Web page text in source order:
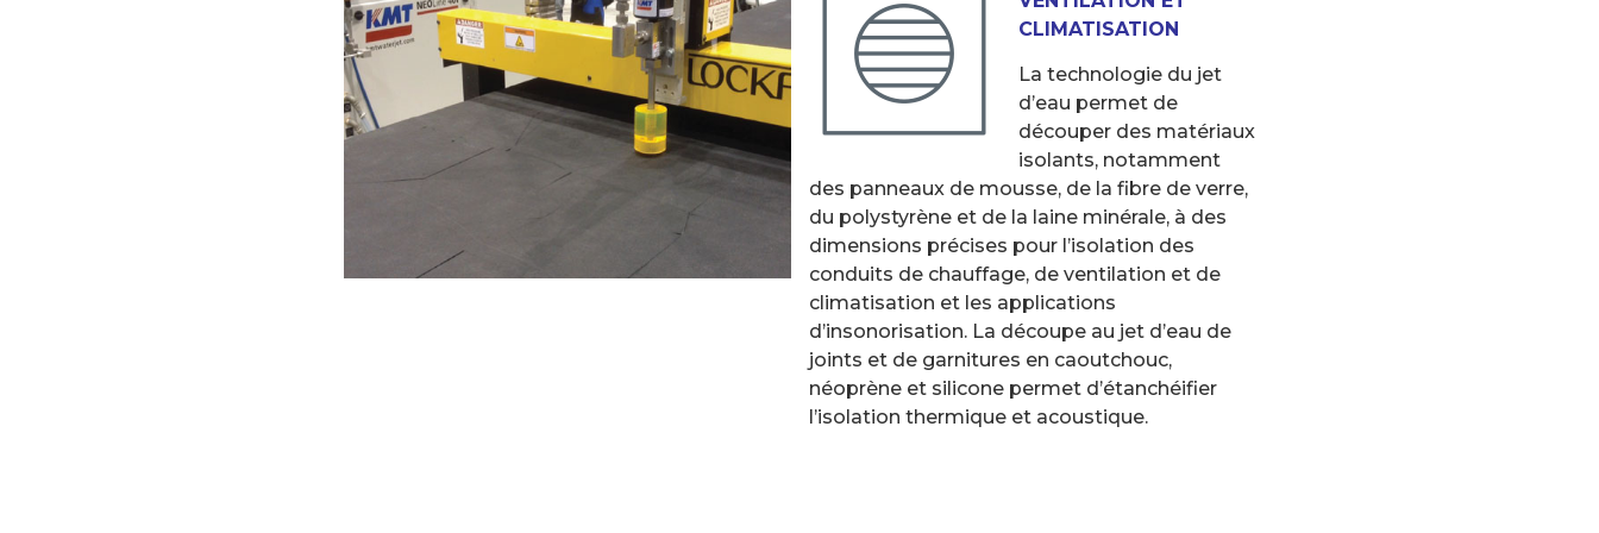
CLIMATISATION
La technologie du jet
d’eau permet de
découper des matériaux
isolants, notamment
des panneaux de mousse, de la fibre de verre,
du polystyrène et de la laine minérale, à des
dimensions précises pour l’isolation des
conduits de chauffage, de ventilation et de
climatisation et les applications
d’insonorisation. La découpe au jet d’eau de
joints et de garnitures en caoutchouc,
néoprène et silicone permet d’étanchéifier
l’isolation thermique et acoustique.